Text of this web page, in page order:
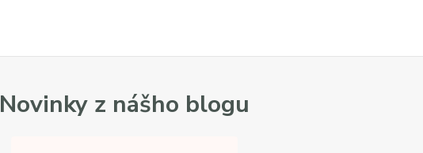
Novinky z nášho blogu